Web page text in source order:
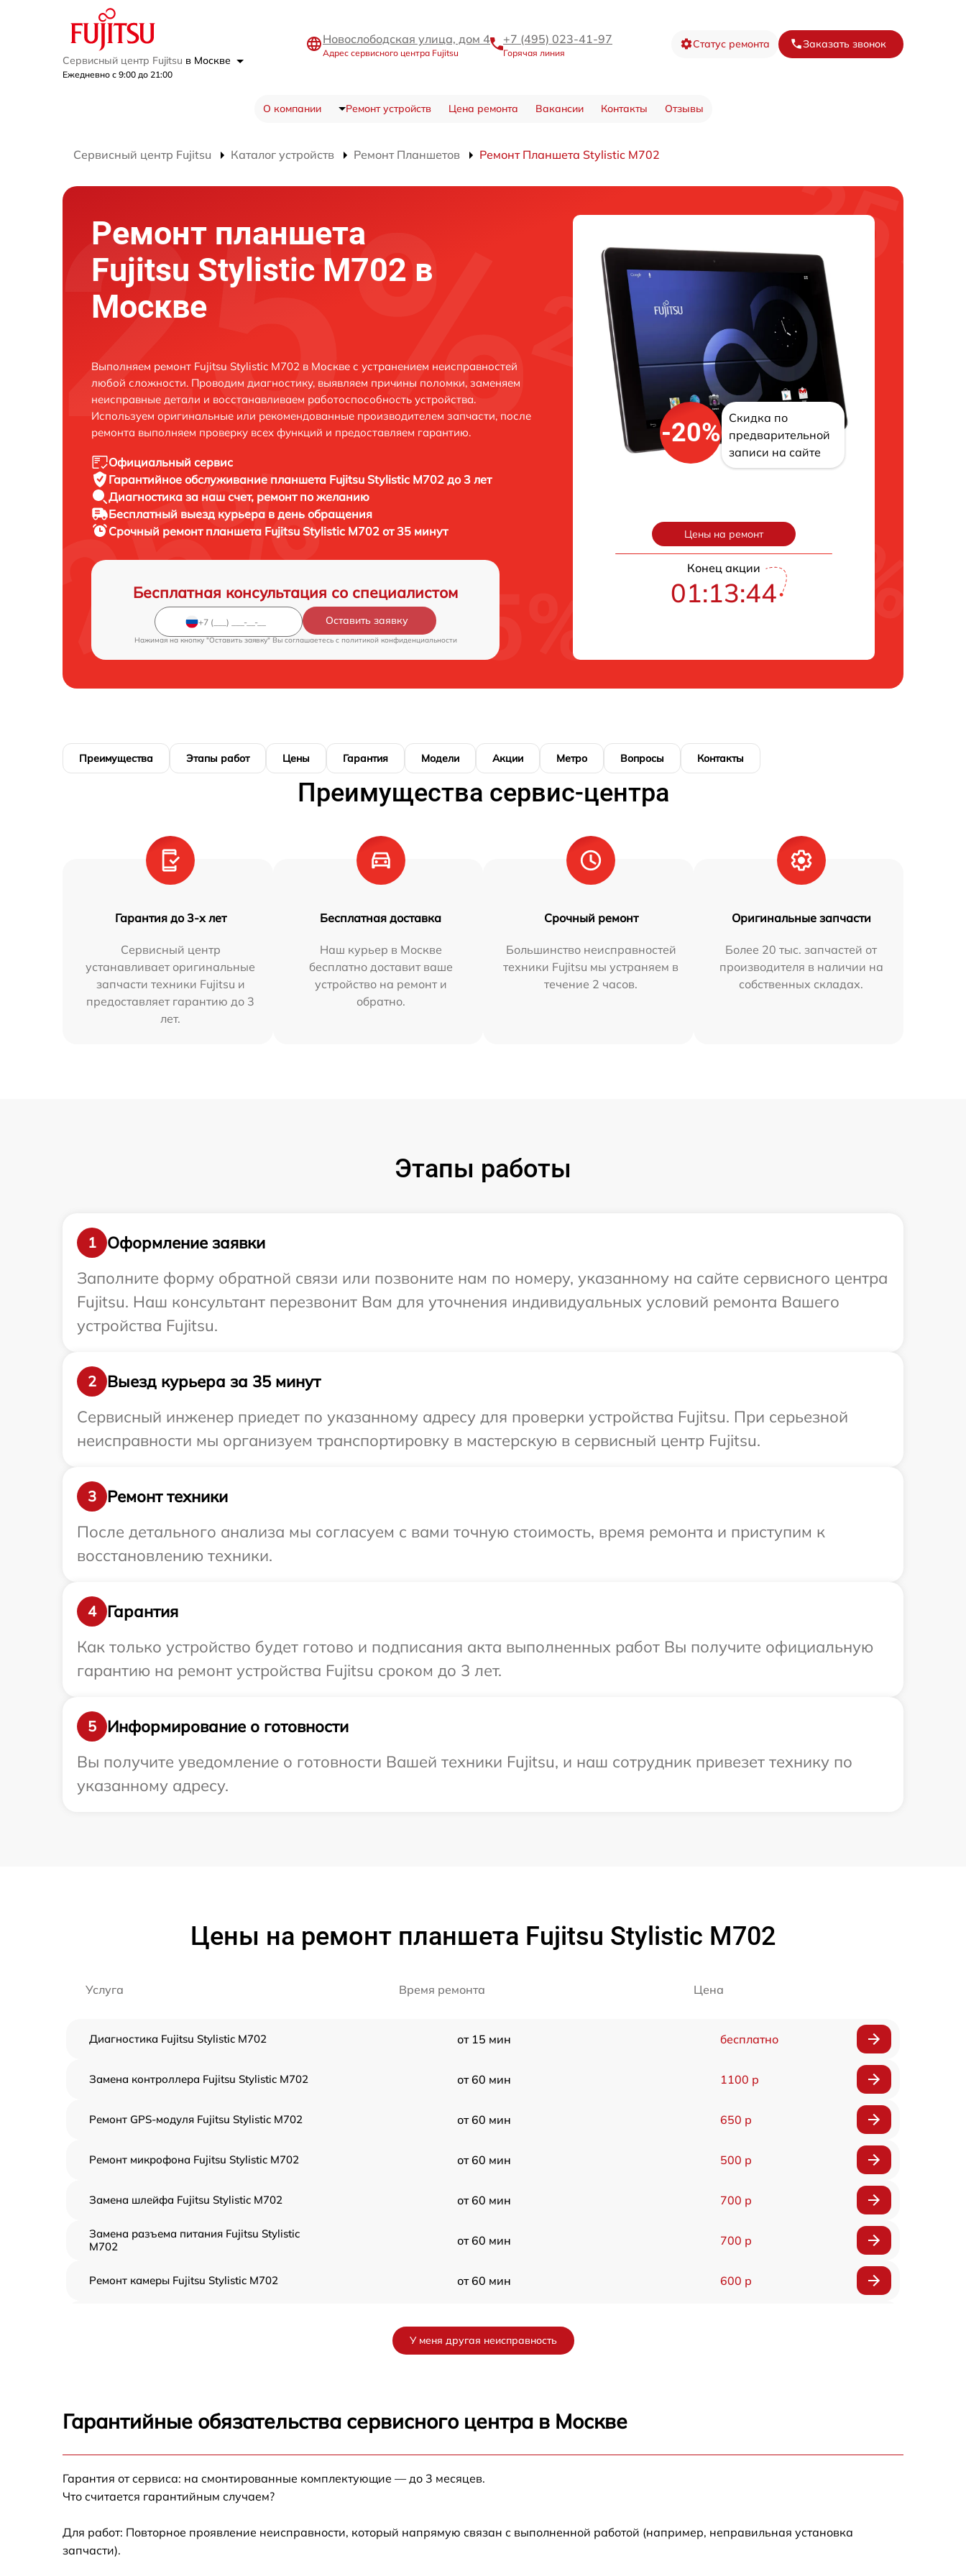
Сервисный центр Fujitsu в Москве
Ежедневно с 9:00 до 21:00
Новослободская улица, дом 4
Адрес сервисного центра Fujitsu
+7 (495) 023-41-97
Горячая линия
Статус ремонта Заказать звонок
О компании Ремонт устройств Цена ремонта Вакансии Контакты Отзывы
Сервисный центр Fujitsu Каталог устройств Ремонт Планшетов Ремонт Планшета Stylistic M702
Ремонт планшета
Fujitsu Stylistic M702 в
Москве
Выполняем ремонт Fujitsu Stylistic M702 в Москве с устранением неисправностей
любой сложности. Проводим диагностику, выявляем причины поломки, заменяем
неисправные детали и восстанавливаем работоспособность устройства.
Используем оригинальные или рекомендованные производителем запчасти, после
ремонта выполняем проверку всех функций и предоставляем гарантию.
Официальный сервис
Гарантийное обслуживание планшета Fujitsu Stylistic M702 до 3 лет
Диагностика за наш счет, ремонт по желанию
Бесплатный выезд курьера в день обращения
Срочный ремонт планшета Fujitsu Stylistic M702 от 35 минут
Бесплатная консультация со специалистом
Оставить заявку
Нажимая на кнопку "Оставить заявку" Вы соглашаетесь c политикой конфиденциальности
-20%
Скидка по
предварительной
записи на сайте
Цены на ремонт
Конец акции
01:13:43
Преимущества Этапы работ Цены Гарантия Модели Акции Метро Вопросы Контакты
Преимущества сервис-центра
Гарантия до 3-х лет
Сервисный центр
устанавливает оригинальные
запчасти техники Fujitsu и
предоставляет гарантию до 3
лет.
Бесплатная доставка
Наш курьер в Москве
бесплатно доставит ваше
устройство на ремонт и
обратно.
Срочный ремонт
Большинство неисправностей
техники Fujitsu мы устраняем в
течение 2 часов.
Оригинальные запчасти
Более 20 тыс. запчастей от
производителя в наличии на
собственных складах.
Этапы работы
1
Оформление заявки
Заполните форму обратной связи или позвоните нам по номеру, указанному на сайте сервисного центра
Fujitsu. Наш консультант перезвонит Вам для уточнения индивидуальных условий ремонта Вашего
устройства Fujitsu.
2
Выезд курьера за 35 минут
Сервисный инженер приедет по указанному адресу для проверки устройства Fujitsu. При серьезной
неисправности мы организуем транспортировку в мастерскую в сервисный центр Fujitsu.
3
Ремонт техники
После детального анализа мы согласуем с вами точную стоимость, время ремонта и приступим к
восстановлению техники.
4
Гарантия
Как только устройство будет готово и подписания акта выполненных работ Вы получите официальную
гарантию на ремонт устройства Fujitsu сроком до 3 лет.
5
Информирование о готовности
Вы получите уведомление о готовности Вашей техники Fujitsu, и наш сотрудник привезет технику по
указанному адресу.
Цены на ремонт планшета Fujitsu Stylistic M702
Услуга Время ремонта Цена
Диагностика Fujitsu Stylistic M702 от 15 мин бесплатно
Замена контроллера Fujitsu Stylistic M702 от 60 мин 1100 р
Ремонт GPS-модуля Fujitsu Stylistic M702 от 60 мин 650 р
Ремонт микрофона Fujitsu Stylistic M702 от 60 мин 500 р
Замена шлейфа Fujitsu Stylistic M702 от 60 мин 700 р
Замена разъема питания Fujitsu Stylistic
M702
от 60 мин 700 р
Ремонт камеры Fujitsu Stylistic M702 от 60 мин 600 р
Замена дисплея (экрана) Fujitsu Stylistic
от 60 мин
У меня другая неисправность
Гарантийные обязательства сервисного центра в Москве
Гарантия от сервиса: на смонтированные комплектующие — до 3 месяцев.
Что считается гарантийным случаем?
Для работ: Повторное проявление неисправности, который напрямую связан с выполненной работой (например, неправильная установка
запчасти).